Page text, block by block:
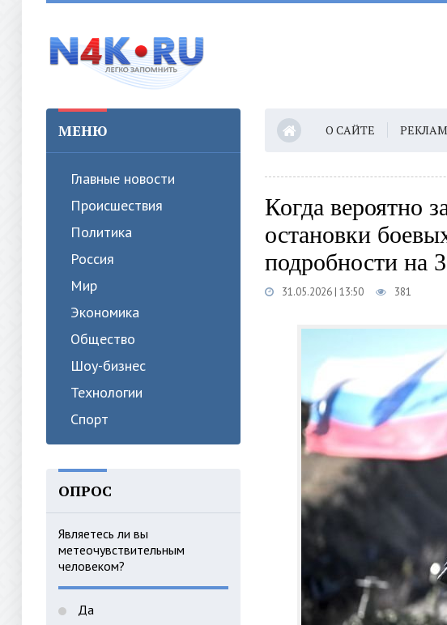
МЕНЮ
Главные новости
Происшествия
Политика
Россия
Мир
Экономика
Общество
Шоу-бизнес
Технологии
Спорт
ОПРОС
Являетесь ли вы
метеочувствительным
человеком?
Да
О САЙТЕ
Когда вероятно
остановки
подробности на
31.05.2026 | 13:50 381